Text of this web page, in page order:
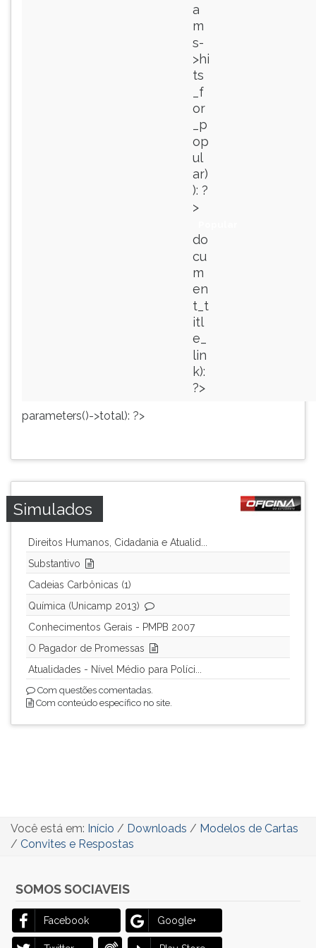
a
m
s-
>hi
ts
_f
or
_p
op
ul
ar)
): ?
>
do
cu
m
en
t_t
itl
e_
lin
k):
?>
parameters()->total): ?>
Simulados
Direitos Humanos, Cidadania e Atualid...
Substantivo
Cadeias Carbônicas (1)
Química (Unicamp 2013)
Conhecimentos Gerais - PMPB 2007
O Pagador de Promessas
Atualidades - Nível Médio para Políci...
Com questões comentadas.
Com conteúdo específico no site.
Você está em: Início / Downloads / Modelos de Cartas
/ Convites e Respostas
SOMOS SOCIAVEIS
Facebook Google+